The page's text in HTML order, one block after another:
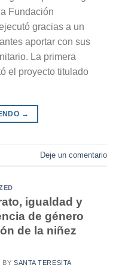
Fundación
gracias a un
aportar con sus
La primera
el proyecto titulado
→
Deje un comentario
igualdad y
de género
de la niñez
BY SANTA TERESITA